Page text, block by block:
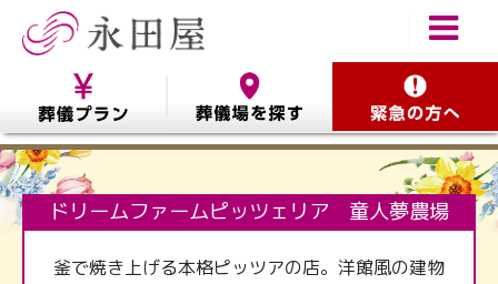
ドリームファームピッツェリア 童人夢農場
釜で焼き上げる本格ピッツアの店。洋館風の建物